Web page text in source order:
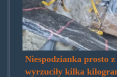
Niespodzianka prosto z
wyrzuciły kilka